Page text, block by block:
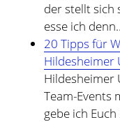
der stellt sich
esse ich
20 Tipps für
Hildesheimer
Hildesheimer
Team-Events
gebe ich